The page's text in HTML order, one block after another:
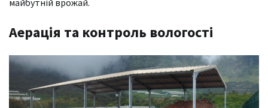
Аерація та контроль вологості